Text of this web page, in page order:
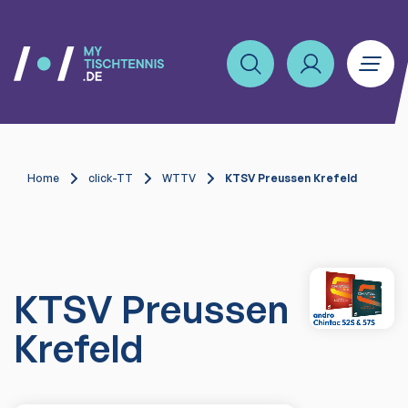
Home click-TT WTTV KTSV Preussen Krefeld
KTSV Preussen
Krefeld